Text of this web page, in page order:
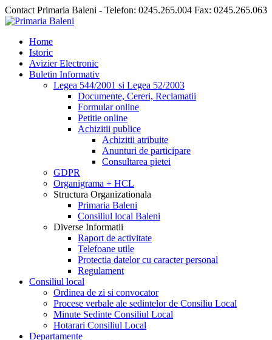
Contact Primaria Baleni - Telefon: 0245.265.004 Fax: 0245.265.063
Home
Istoric
Avizier Electronic
Buletin Informativ
Legea 544/2001 si Legea 52/2003
Documente, Cereri, Reclamatii
Formular online
Petitie online
Achizitii publice
Achizitii atribuite
Anunturi de participare
Consultarea pietei
GDPR
Organigrama + HCL
Structura Organizationala
Primaria Baleni
Consiliul local Baleni
Diverse Informatii
Raport de activitate
Telefoane utile
Protectia datelor cu caracter personal
Regulament
Consiliul local
Ordinea de zi si convocator
Procese verbale ale sedintelor de Consiliu Local
Minute Sedinte Consiliul Local
Hotarari Consiliul Local
Departamente